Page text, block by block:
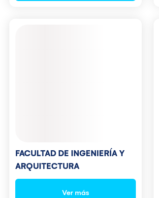
FACULTAD DE INGENIERÍA Y
ARQUITECTURA
Ver más